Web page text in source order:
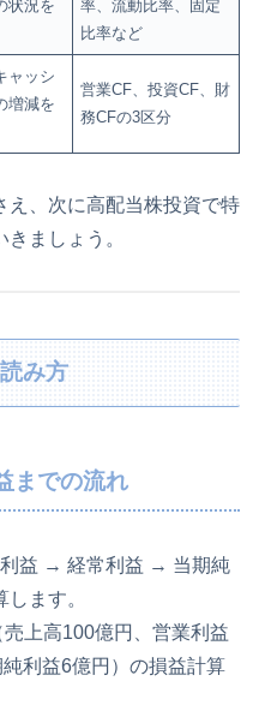
状況を
率、流動比率、固定
比率など
ャッシ
増減を
営業CF、投資CF、財
務CFの3区分
え、次に高配当株投資で特
ましょう。
み方
までの流れ
益 → 経常利益 → 当期純
ます。
上高100億円、営業利益
利益6億円）の損益計算